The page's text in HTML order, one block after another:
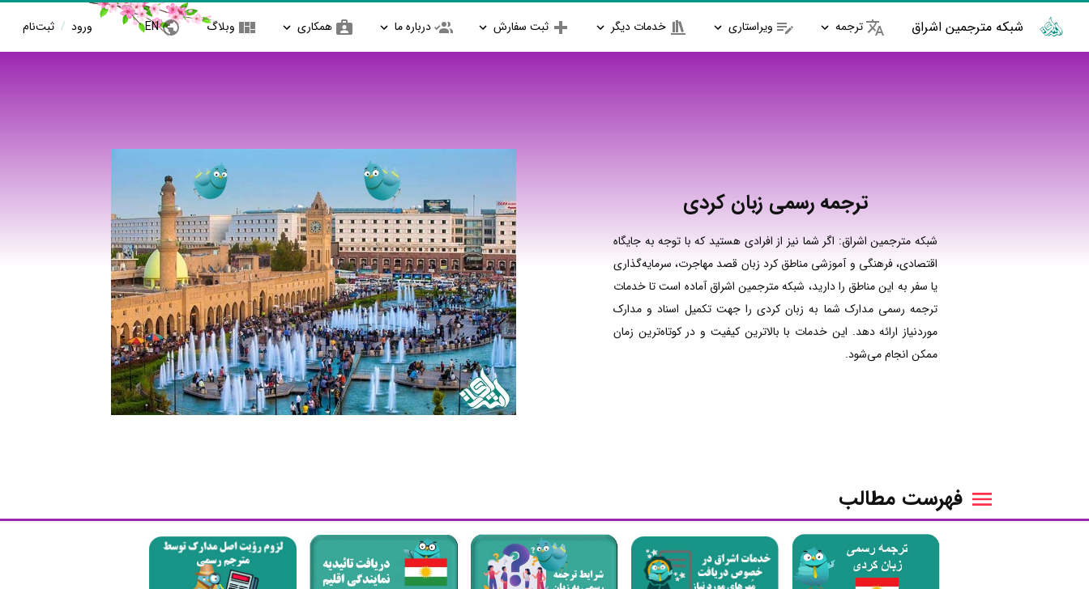
شبکه مترجمین اشراق ترجمه ویراستاری خدمات دیگر ثبت سفارش درباره ما همکاری وبلاگ EN ورود / ثبت‌نام
ترجمه رسمی زبان کردی
شبکه مترجمین اشراق: اگر شما نیز از افرادی هستید که با توجه به جایگاه
اقتصادی، فرهنگی و آموزشی مناطق کرد زبان قصد مهاجرت، سرمایه‌گذاری
یا سفر به این مناطق را دارید، شبکه مترجمین اشراق آماده است تا خدمات
ترجمه رسمی مدارک شما به زبان کردی را جهت تکمیل اسناد و مدارک
موردنیاز ارائه دهد. این خدمات با بالاترین کیفیت و در کوتاه‌ترین زمان
ممکن انجام می‌شود.
فهرست مطالب